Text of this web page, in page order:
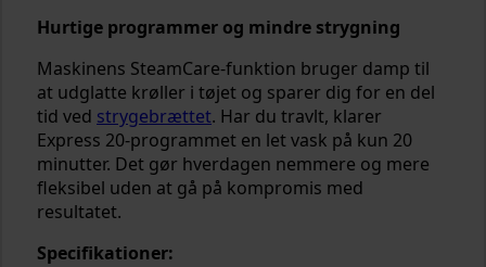
Hurtige programmer og mindre strygning
Maskinens SteamCare-funktion bruger damp til
at udglatte krøller i tøjet og sparer dig for en del
tid ved strygebrættet. Har du travlt, klarer
Express 20-programmet en let vask på kun 20
minutter. Det gør hverdagen nemmere og mere
fleksibel uden at gå på kompromis med
resultatet.
Specifikationer: